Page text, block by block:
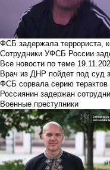
ФСБ задержала террориста,
Сотрудники УФСБ России
Все новости по теме
Врач из ДНР пойдет под суд
ФСБ сорвала серию
Россиянин задержан
Военные преступники